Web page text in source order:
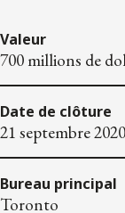
Valeur
700 millions de
Date de clôture
21 septembre 2020
Bureau principal
Toronto